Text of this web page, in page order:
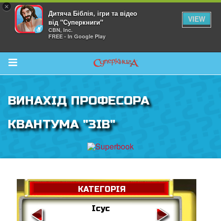
×
Дитяча Біблія, ігри та відео
від "Суперкниги"
CBN, Inc.
FREE - In Google Play
VIEW
Return to Content
більше
ВИНАХІД ПРОФЕСОРА
КВАНТУМА "ЗІВ"
Ісус
КАТЕГОРІЯ